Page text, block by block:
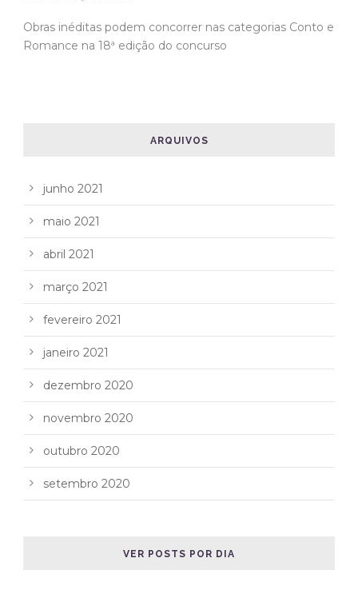
Obras inéditas podem concorrer nas categorias Conto e
Romance na 18ª edição do concurso
ARQUIVOS
junho 2021
maio 2021
abril 2021
março 2021
fevereiro 2021
janeiro 2021
dezembro 2020
novembro 2020
outubro 2020
setembro 2020
VER POSTS POR DIA